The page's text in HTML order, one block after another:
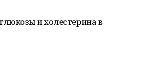
и холестерина в